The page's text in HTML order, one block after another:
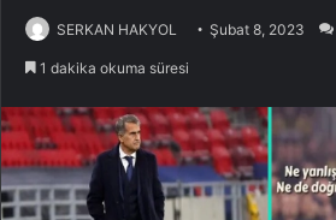
SERKAN HAKYOL Şubat 8, 2023
1 dakika okuma süresi